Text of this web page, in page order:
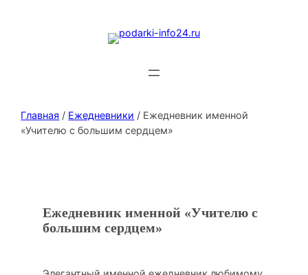
Главная / Ежедневники / Ежедневник именной
«Учителю с большим сердцем»
Ежедневник именной «Учителю с
большим сердцем»